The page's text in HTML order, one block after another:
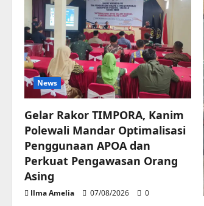
News
Gelar Rakor TIMPORA, Kanim
Polewali Mandar Optimalisasi
Penggunaan APOA dan
Perkuat Pengawasan Orang
Asing
Ilma Amelia 07/08/2026 0